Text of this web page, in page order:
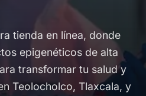
tienda en línea, donde
epigenéticos de alta
transformar tu salud y
Teolocholco, Tlaxcala, y